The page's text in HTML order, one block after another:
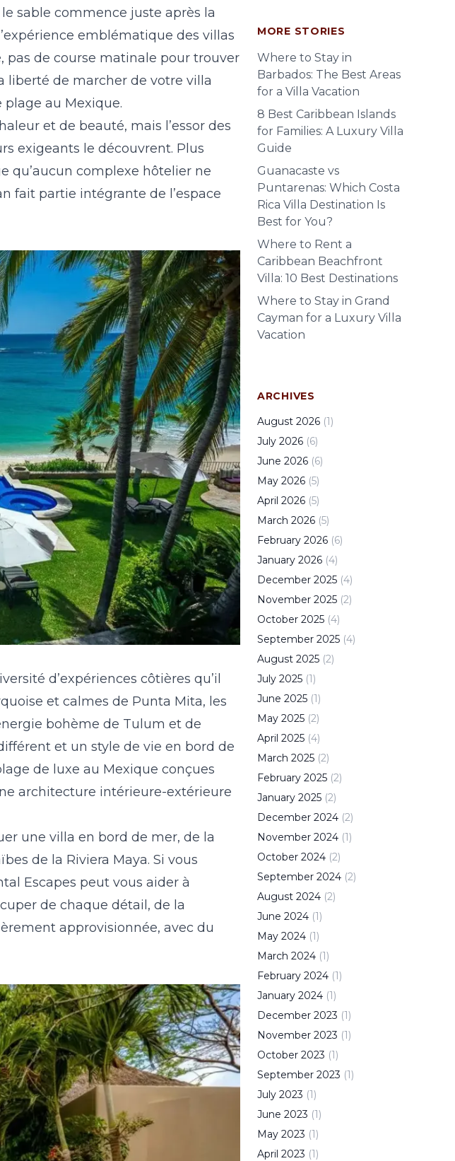
sable commence juste après la
emblématique des villas
pas de course matinale pour trouver
liberté de marcher de votre villa
plage au Mexique.
et de beauté, mais l’essor des
exigeants le découvrent. Plus
qu’aucun complexe hôtelier ne
fait partie intégrante de l’espace
d’expériences côtières qu’il
et calmes de Punta Mita, les
bohème de Tulum et de
et un style de vie en bord de
de luxe au Mexique conçues
architecture intérieure-extérieure
une villa en bord de mer, de la
de la Riviera Maya. Si vous
Escapes peut vous aider à
de chaque détail, de la
approvisionnée, avec du
MORE STORIES
Where to Stay in
Barbados: The Best Areas
for a Villa Vacation
8 Best Caribbean Islands
for Families: A Luxury Villa
Guide
Guanacaste vs
Puntarenas: Which Costa
Rica Villa Destination Is
Best for You?
Where to Rent a
Caribbean Beachfront
Villa: 10 Best Destinations
Where to Stay in Grand
Cayman for a Luxury Villa
Vacation
ARCHIVES
August 2026 (1)
July 2026 (6)
June 2026 (6)
May 2026 (5)
April 2026 (5)
March 2026 (5)
February 2026 (6)
January 2026 (4)
December 2025 (4)
November 2025 (2)
October 2025 (4)
September 2025 (4)
August 2025 (2)
July 2025 (1)
June 2025 (1)
May 2025 (2)
April 2025 (4)
March 2025 (2)
February 2025 (2)
January 2025 (2)
December 2024 (2)
November 2024 (1)
October 2024 (2)
September 2024 (2)
August 2024 (2)
June 2024 (1)
May 2024 (1)
March 2024 (1)
February 2024 (1)
January 2024 (1)
December 2023 (1)
November 2023 (1)
October 2023 (1)
September 2023 (1)
July 2023 (1)
June 2023 (1)
May 2023 (1)
April 2023 (1)